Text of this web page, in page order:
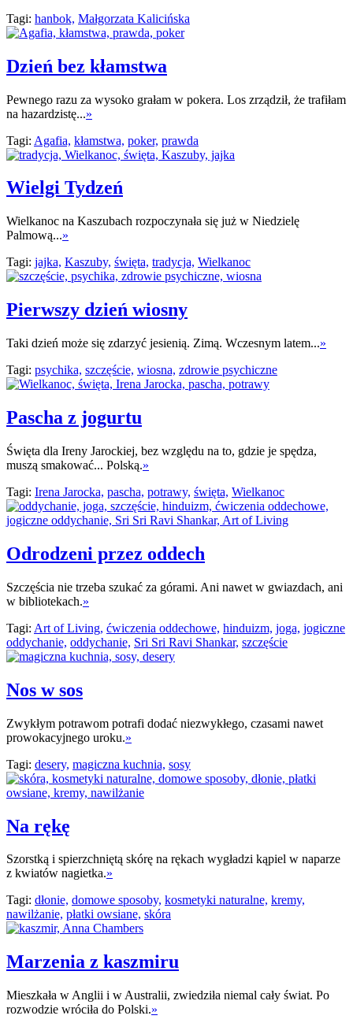
Tagi: hanbok, Małgorzata Kalicińska
Dzień bez kłamstwa
Pewnego razu za wysoko grałam w pokera. Los zrządził, że trafiłam
na hazardzistę...»
Tagi: Agafia, kłamstwa, poker, prawda
Wielgi Tydzeń
Wielkanoc na Kaszubach rozpoczynała się już w Niedzielę
Palmową...»
Tagi: jajka, Kaszuby, święta, tradycja, Wielkanoc
Pierwszy dzień wiosny
Taki dzień może się zdarzyć jesienią. Zimą. Wczesnym latem...»
Tagi: psychika, szczęście, wiosna, zdrowie psychiczne
Pascha z jogurtu
Święta dla Ireny Jarockiej, bez względu na to, gdzie je spędza,
muszą smakować... Polską.»
Tagi: Irena Jarocka, pascha, potrawy, święta, Wielkanoc
Odrodzeni przez oddech
Szczęścia nie trzeba szukać za górami. Ani nawet w gwiazdach, ani
w bibliotekach.»
Tagi: Art of Living, ćwiczenia oddechowe, hinduizm, joga, jogiczne
oddychanie, oddychanie, Sri Sri Ravi Shankar, szczęście
Nos w sos
Zwykłym potrawom potrafi dodać niezwykłego, czasami nawet
prowokacyjnego uroku.»
Tagi: desery, magiczna kuchnia, sosy
Na rękę
Szorstką i spierzchniętą skórę na rękach wygładzi kąpiel w naparze
z kwiatów nagietka.»
Tagi: dłonie, domowe sposoby, kosmetyki naturalne, kremy,
nawilżanie, płatki owsiane, skóra
Marzenia z kaszmiru
Mieszkała w Anglii i w Australii, zwiedziła niemal cały świat. Po
rozwodzie wróciła do Polski.»